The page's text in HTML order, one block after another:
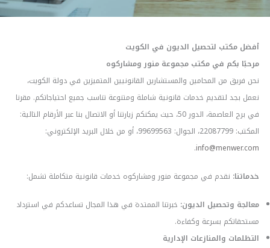
أفضل مكتب لتحصيل الديون في الكويت
مرحبًا بكم في مكتب مجموعة منور ومشاركوه
نحن فريق من المحامين والمستشارين القانونيين المتميزين في دولة الكويت،
نعمل بجد لتقديم خدمات قانونية شاملة ومتنوعة تناسب جميع احتياجاتكم. مقرنا
في برج العاصمة، الدور 50، حيث يمكنكم زيارتنا أو الاتصال بنا عبر الأرقام التالية:
المكتب: 22087799، الجوال: 99699563، أو من خلال البريد الإلكتروني:
info@menwer.com
.
خدماتنا: نقدم في مجموعة منور ومشاركوه خدمات قانونية متكاملة تشمل:
معالجة وتحصيل الديون: خبرتنا الممتدة في هذا المجال تساعدكم في استرداد
مستحقاتكم بسرعة وكفاءة.
التظلمات والمنازعات الإدارية